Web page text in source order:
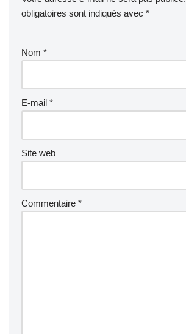
obligatoires sont indiqués avec *
Nom *
E-mail *
Site web
Commentaire *